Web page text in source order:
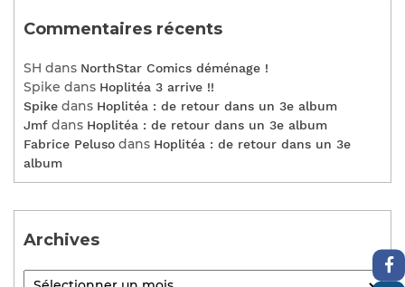
Commentaires récents
SH dans NorthStar Comics déménage !
Spike dans Hoplitéa 3 arrive !!
Spike dans Hoplitéa : de retour dans un 3e album
Jmf dans Hoplitéa : de retour dans un 3e album
Fabrice Peluso dans Hoplitéa : de retour dans un 3e
album
Archives